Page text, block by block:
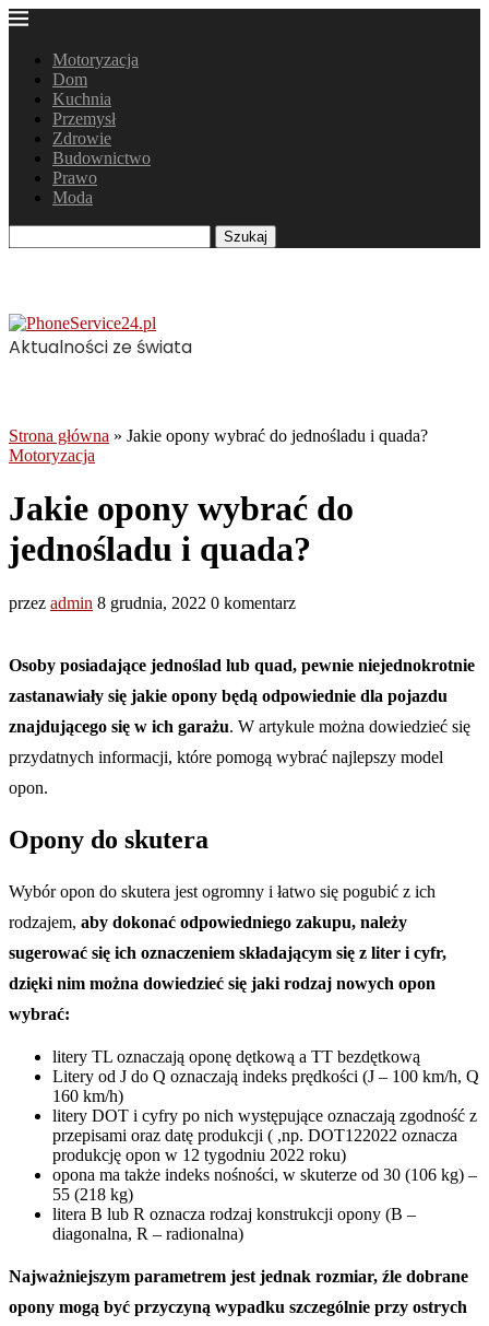
Motoryzacja
Dom
Kuchnia
Przemysł
Zdrowie
Budownictwo
Prawo
Moda
Szukaj
Aktualności ze świata
Strona główna » Jakie opony wybrać do jednośladu i quada?
Motoryzacja
Jakie opony wybrać do
jednośladu i quada?
przez admin 8 grudnia, 2022 0 komentarz
Osoby posiadające jednoślad lub quad, pewnie niejednokrotnie
zastanawiały się jakie opony będą odpowiednie dla pojazdu
znajdującego się w ich garażu. W artykule można dowiedzieć się
przydatnych informacji, które pomogą wybrać najlepszy model
opon.
Opony do skutera
Wybór opon do skutera jest ogromny i łatwo się pogubić z ich
rodzajem, aby dokonać odpowiedniego zakupu, należy
sugerować się ich oznaczeniem składającym się z liter i cyfr,
dzięki nim można dowiedzieć się jaki rodzaj nowych opon
wybrać:
litery TL oznaczają oponę dętkową a TT bezdętkową
Litery od J do Q oznaczają indeks prędkości (J – 100 km/h, Q
160 km/h)
litery DOT i cyfry po nich występujące oznaczają zgodność z
przepisami oraz datę produkcji ( ,np. DOT122022 oznacza
produkcję opon w 12 tygodniu 2022 roku)
opona ma także indeks nośności, w skuterze od 30 (106 kg) –
55 (218 kg)
litera B lub R oznacza rodzaj konstrukcji opony (B –
diagonalna, R – radionalna)
Najważniejszym parametrem jest jednak rozmiar, źle dobrane
opony mogą być przyczyną wypadku szczególnie przy ostrych